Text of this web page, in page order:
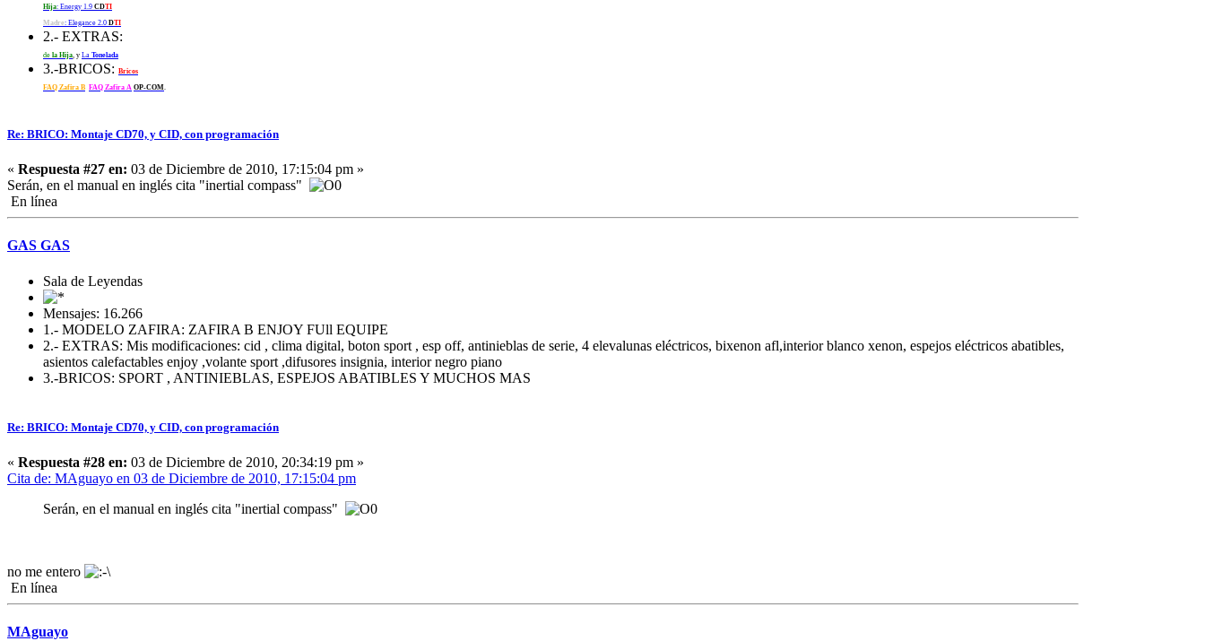
Hija: Energy 1.9 CDTI
Madre: Elegance 2.0 DTI
2.- EXTRAS:
de la Hija, y La Tonelada
3.-BRICOS: Bricos
FAQ Zafira B FAQ Zafira A OP-COM.
Re: BRICO: Montaje CD70, y CID, con programación
« Respuesta #27 en: 03 de Diciembre de 2010, 17:15:04 pm »
Serán, en el manual en inglés cita "inertial compass"
En línea
GAS GAS
Sala de Leyendas
Mensajes: 16.266
1.- MODELO ZAFIRA: ZAFIRA B ENJOY FUll EQUIPE
2.- EXTRAS: Mis modificaciones: cid , clima digital, boton sport , esp off, antinieblas de serie, 4 elevalunas eléctricos, bixenon afl,interior blanco xenon, espejos eléctricos abatibles,
asientos calefactables enjoy ,volante sport ,difusores insignia, interior negro piano
3.-BRICOS: SPORT , ANTINIEBLAS, ESPEJOS ABATIBLES Y MUCHOS MAS
Re: BRICO: Montaje CD70, y CID, con programación
« Respuesta #28 en: 03 de Diciembre de 2010, 20:34:19 pm »
Cita de: MAguayo en 03 de Diciembre de 2010, 17:15:04 pm
Serán, en el manual en inglés cita "inertial compass"
no me entero
En línea
MAguayo